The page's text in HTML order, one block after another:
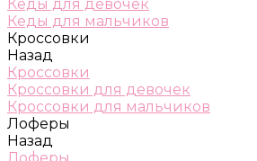
Кеды для девочек
Кеды для мальчиков
Кроссовки
Назад
Кроссовки
Кроссовки для девочек
Кроссовки для мальчиков
Лоферы
Назад